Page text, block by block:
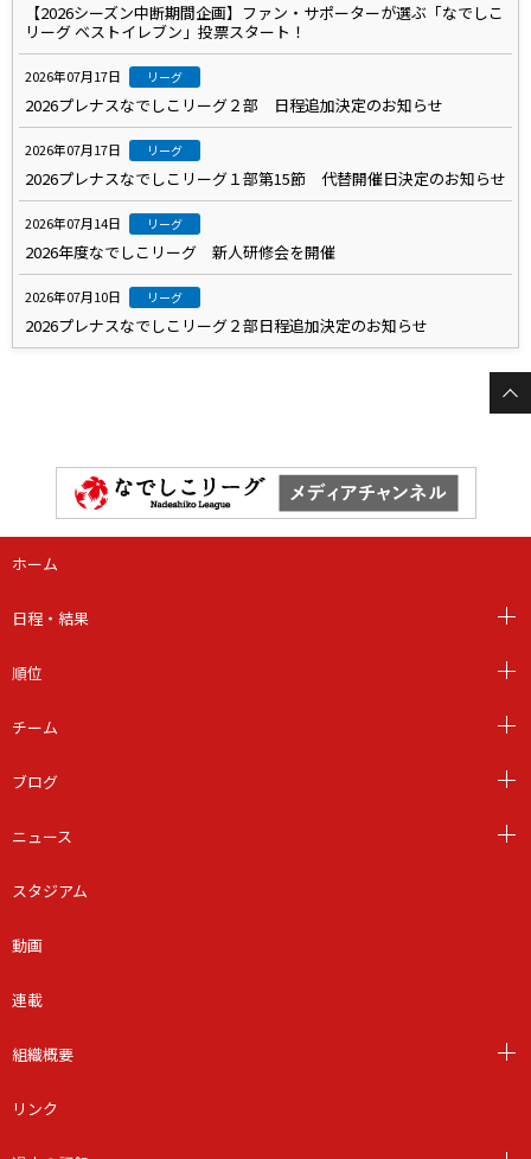
【2026シーズン中断期間企画】ファン・サポーターが選ぶ「なでしこ
リーグ ベストイレブン」投票スタート！
2026年07月17日 リーグ
2026プレナスなでしこリーグ２部 日程追加決定のお知らせ
2026年07月17日 リーグ
2026プレナスなでしこリーグ１部第15節 代替開催日決定のお知らせ
2026年07月14日 リーグ
2026年度なでしこリーグ 新人研修会を開催
2026年07月10日 リーグ
2026プレナスなでしこリーグ２部日程追加決定のお知らせ
ホーム
日程・結果
順位
チーム
ブログ
ニュース
スタジアム
動画
連載
組織概要
リンク